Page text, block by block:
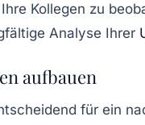
Kollegen zu
Analyse Ihrer
aufbauen
für ein